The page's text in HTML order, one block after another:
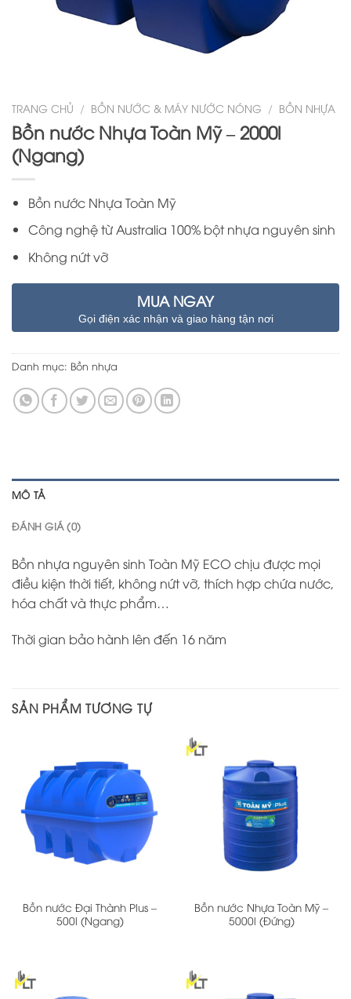
TRANG CHỦ / BỒN NƯỚC & MÁY NƯỚC NÓNG / BỒN NHỰA
Bồn nước Nhựa Toàn Mỹ – 2000l
(Ngang)
Bồn nước Nhựa Toàn Mỹ
Công nghệ từ Australia 100% bột nhựa nguyên sinh
Không nứt vỡ
MUA NGAY
Gọi điện xác nhận và giao hàng tận nơi
Danh mục: Bồn nhựa
MÔ TẢ
ĐÁNH GIÁ (0)
Bồn nhựa nguyên sinh Toàn Mỹ ECO chịu được mọi
điều kiện thời tiết, không nứt vỡ, thích hợp chứa nước,
hóa chất và thực phẩm…
Thời gian bảo hành lên đến 16 năm
SẢN PHẨM TƯƠNG TỰ
Bồn nước Đại Thành Plus –
500l (Ngang)
Bồn nước Nhựa Toàn Mỹ –
5000l (Đứng)